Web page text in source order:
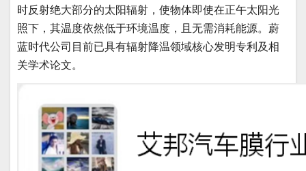
时反射绝大部分的太阳辐射，使物体即使在正午太阳光
照下，其温度依然低于环境温度，且无需消耗能源。蔚
蓝时代公司目前已具有辐射降温领域核心发明专利及相
关学术论文。